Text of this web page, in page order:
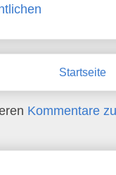
Startseite
Kommentare